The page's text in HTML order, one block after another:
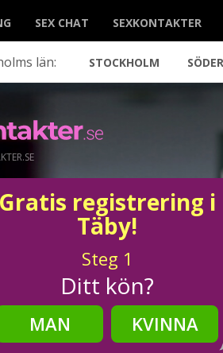
SEX CHAT SEXKONTAKTER
län: STOCKHOLM
Gratis registrering i
Täby!
Steg 1
Ditt kön?
MAN
KVINNA